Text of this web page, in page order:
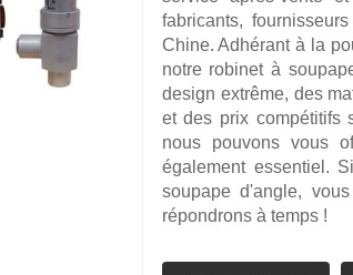
fabricants,
Chine. Adhérant à la
notre robinet à
design extrême, des
et des prix compétitifs
nous pouvons vous
également essentiel.
soupape d'angle,
répondrons à temps !